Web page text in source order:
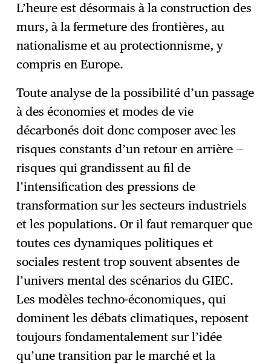
L’heure est désormais à la construction des
murs, à la fermeture des frontières, au
nationalisme et au protectionnisme, y
compris en Europe.
Toute analyse de la possibilité d’un passage
à des économies et modes de vie
décarbonés doit donc composer avec les
risques constants d’un retour en arrière —
risques qui grandissent au fil de
l’intensification des pressions de
transformation sur les secteurs industriels
et les populations. Or il faut remarquer que
toutes ces dynamiques politiques et
sociales restent trop souvent absentes de
l’univers mental des scénarios du GIEC.
Les modèles techno-économiques, qui
dominent les débats climatiques, reposent
toujours fondamentalement sur l’idée
qu’une transition par le marché et la